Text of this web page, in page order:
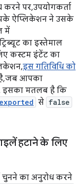
पर, उपयोगकर्ता
ऐप्लिकेशन ने उसके
में
का इस्तेमाल
कस्टम इंटेंट का
इस गतिविधि को
जब आपका
इसका मतलब है कि
से false
हटाने के लिए
चुनने का अनुरोध करने